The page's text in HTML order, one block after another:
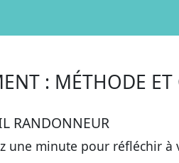
: MÉTHODE ET
RANDONNEUR
une minute pour réfléchir à